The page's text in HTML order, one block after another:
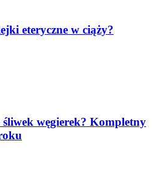
eteryczne w ciąży?
węgierek? Kompletny